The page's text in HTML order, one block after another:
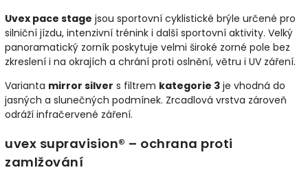
Uvex pace stage jsou sportovní cyklistické brýle určené pro
silniční jízdu, intenzivní trénink i další sportovní aktivity. Velký
panoramatický zorník poskytuje velmi široké zorné pole bez
zkreslení i na okrajích a chrání proti oslnění, větru i UV záření.
Varianta mirror silver s filtrem kategorie 3 je vhodná do
jasných a slunečných podmínek. Zrcadlová vrstva zároveň
odráží infračervené záření.
uvex supravision® – ochrana proti
zamlžování